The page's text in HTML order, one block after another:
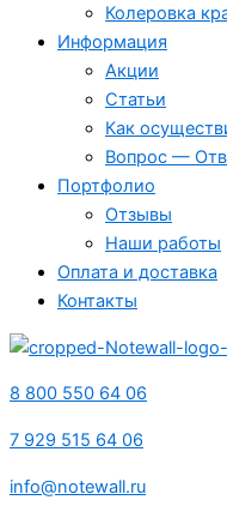
Колеровка
Информация
Акции
Статьи
Как
Вопрос —
Портфолио
Отзывы
Наши работы
Оплата и доставка
Контакты
8 800 550 64 06
7 929 515 64 06
info@notewall.ru